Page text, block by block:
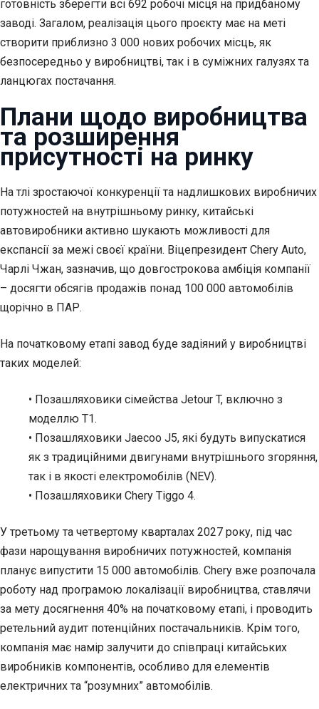
готовність зберегти всі 692 робочі місця на придбаному
заводі. Загалом, реалізація цього проєкту має на меті
створити приблизно 3 000 нових робочих місць, як
безпосередньо у виробництві, так і в суміжних галузях та
ланцюгах постачання.
Плани щодо виробництва
та розширення
присутності на ринку
На тлі зростаючої конкуренції та надлишкових виробничих
потужностей на внутрішньому ринку, китайські
автовиробники активно шукають можливості для
експансії за межі своєї країни. Віцепрезидент Chery Auto,
Чарлі Чжан, зазначив, що довгострокова амбіція компанії
– досягти обсягів продажів понад 100 000 автомобілів
щорічно в ПАР.
На початковому етапі завод буде задіяний у виробництві
таких моделей:
• Позашляховики сімейства Jetour T, включно з
моделлю T1.
• Позашляховики Jaecoo J5, які будуть випускатися
як з традиційними двигунами внутрішнього згоряння,
так і в якості електромобілів (NEV).
• Позашляховики Chery Tiggo 4.
У третьому та четвертому кварталах 2027 року, під час
фази нарощування виробничих потужностей, компанія
планує випустити 15 000 автомобілів. Chery вже розпочала
роботу над програмою локалізації виробництва, ставлячи
за мету досягнення 40% на початковому етапі, і проводить
ретельний аудит потенційних постачальників. Крім того,
компанія має намір залучити до співпраці китайських
виробників компонентів, особливо для елементів
електричних та “розумних” автомобілів.